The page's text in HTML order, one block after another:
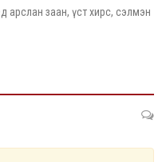
арслан заан, үст хирс, сэлмэн